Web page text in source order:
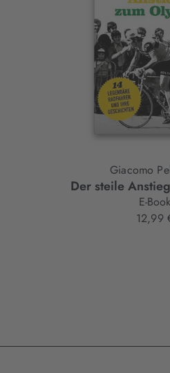
Giacomo
Der steile
E-Book
12,99